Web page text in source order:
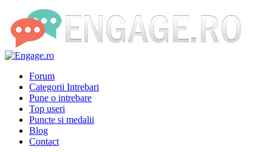
Forum
Categorii Intrebari
Pune o intrebare
Top useri
Puncte si medalii
Blog
Contact